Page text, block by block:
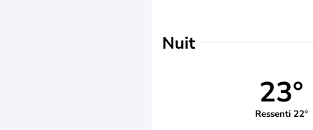
Nuit
23°
Ressenti 22°